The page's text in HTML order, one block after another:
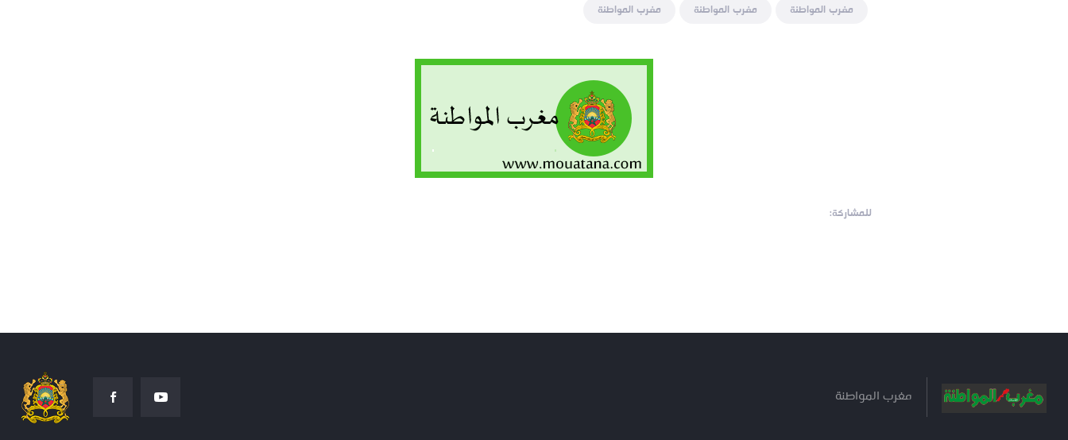
مغرب المواطنة
مغرب المواطنة مغرب المواطنة
للمشاركة:
مغرب المواطنة